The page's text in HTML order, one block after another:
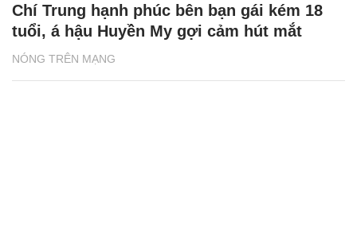
NÓNG TRÊN MẠNG
Chí Trung hạnh phúc bên bạn gái kém 18
tuổi, á hậu Huyền My gợi cảm hút mắt